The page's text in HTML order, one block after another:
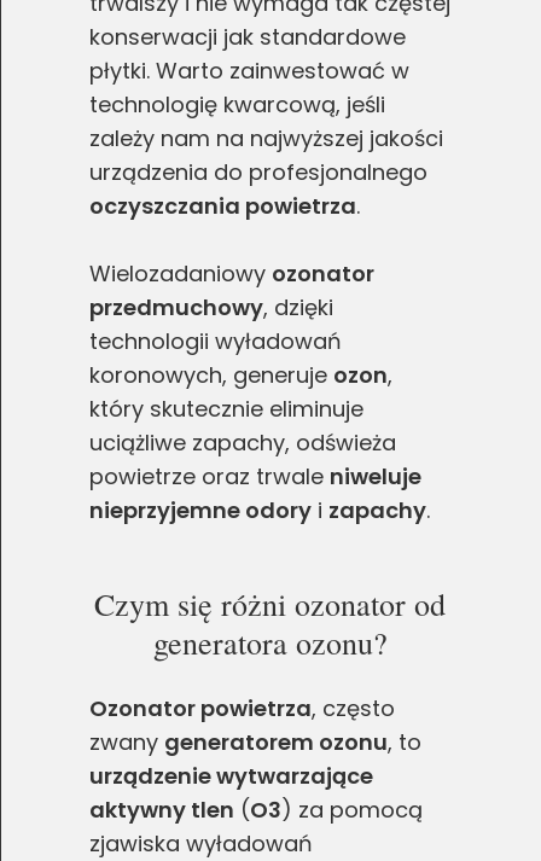
konserwacji jak standardowe
płytki. Warto zainwestować w
technologię kwarcową, jeśli
zależy nam na najwyższej jakości
urządzenia do profesjonalnego
oczyszczania powietrza.
Wielozadaniowy ozonator
przedmuchowy, dzięki
technologii wyładowań
koronowych, generuje ozon,
który skutecznie eliminuje
uciążliwe zapachy, odświeża
powietrze oraz trwale niweluje
nieprzyjemne odory i zapachy.
Czym się różni ozonator od
generatora ozonu?
Ozonator powietrza, często
zwany generatorem ozonu, to
urządzenie wytwarzające
aktywny tlen (O3) za pomocą
zjawiska wyładowań
poprawy działania serwisu, personalizacji treści, oraz
analizy ruchu na stronie.
Dostosuj Zezwól na wszystkie